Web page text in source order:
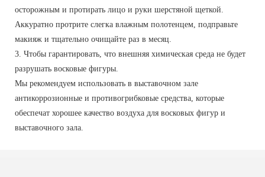
осторожным и протирать лицо и руки шерстяной щеткой.
Аккуратно протрите слегка влажным полотенцем, подправьте
макияж и тщательно очищайте раз в месяц.
3. Чтобы гарантировать, что внешняя химическая среда не будет
разрушать восковые фигуры.
Мы рекомендуем использовать в выставочном зале
антикоррозионные и противогрибковые средства, которые
обеспечат хорошее качество воздуха для восковых фигур и
выставочного зала.